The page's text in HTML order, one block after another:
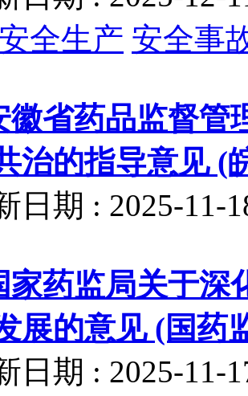
安全生产 安全事
徽省药品监督管
治的指导意见 (
日期 : 2025-11-
家药监局关于深
展的意见 (国药
日期 : 2025-11-